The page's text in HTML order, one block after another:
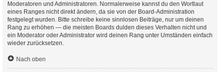
Moderatoren und Administratoren. Normalerweise kannst du den Wortlaut
eines Ranges nicht direkt ändern, da sie von der Board-Administration
festgelegt wurden. Bitte schreibe keine sinnlosen Beiträge, nur um deinen
Rang zu erhöhen — die meisten Boards dulden dieses Verhalten nicht und
ein Moderator oder Administrator wird deinen Rang unter Umständen einfach
wieder zurücksetzen.
Nach oben